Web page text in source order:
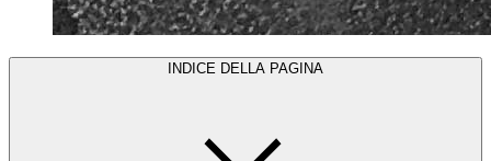
INDICE DELLA PAGINA